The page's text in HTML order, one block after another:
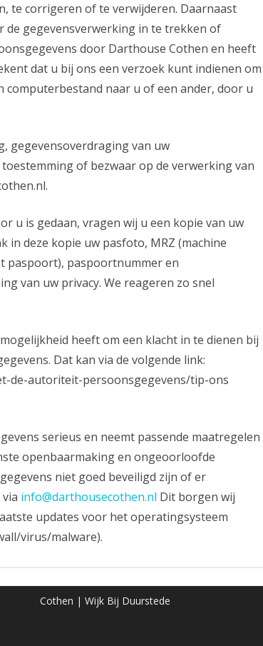
te corrigeren of te verwijderen. Daarnaast
de gegevensverwerking in te trekken of
door Darthouse Cothen en heeft
dat u bij ons een verzoek kunt indienen om
computerbestand naar u of een ander, door u
gegevensoverdraging van uw
of bezwaar op de verwerking van
u is gedaan, vragen wij u een kopie van uw
in deze kopie uw pasfoto, MRZ (machine
paspoort), paspoortnummer en
van uw privacy. We reageren zo snel
heeft om een klacht in te dienen bij
Dat kan via de volgende link:
de-autoriteit-persoonsgegevens/tip-ons
serieus en neemt passende maatregelen
openbaarmaking en ongeoorloofde
niet goed beveiligd zijn of er
info@darthousecothen.nl Dit borgen wij
updates voor het operatingsysteem
virus/malware).
Cothen | Wijk Bij Duurstede